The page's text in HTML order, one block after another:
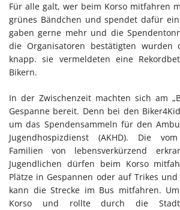
Für alle galt, wer beim Korso mitfahren
grünes Bändchen und spendet dafür
gaben gerne mehr und die
die Organisatoren bestätigten wurden
knapp. sie vermeldeten eine
Bikern.
In der Zwischenzeit machten sich am
Gespanne bereit. Denn bei den
um das Spendensammeln für den
Jugendhospizdienst (AKHD). Die
Familien von lebensverkürzend
Jugendlichen dürfen beim Korso
Plätze in Gespannen oder auf Trikes
kann die Strecke im Bus mitfahren.
Korso und rollte durch die